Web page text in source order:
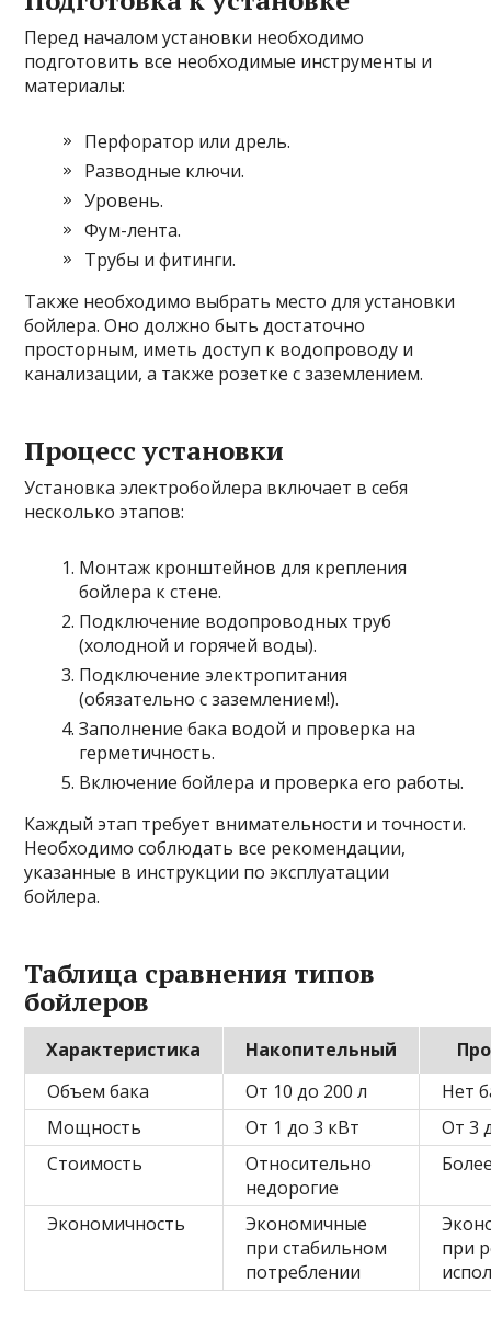
Перед началом установки необходимо
подготовить все необходимые инструменты и
материалы:
Перфоратор или дрель.
Разводные ключи.
Уровень.
Фум-лента.
Трубы и фитинги.
Также необходимо выбрать место для установки
бойлера. Оно должно быть достаточно
просторным, иметь доступ к водопроводу и
канализации, а также розетке с заземлением.
Процесс установки
Установка электробойлера включает в себя
несколько этапов:
Монтаж кронштейнов для крепления
бойлера к стене.
Подключение водопроводных труб
(холодной и горячей воды).
Подключение электропитания
(обязательно с заземлением!).
Заполнение бака водой и проверка на
герметичность.
Включение бойлера и проверка его работы.
Каждый этап требует внимательности и точности.
Необходимо соблюдать все рекомендации,
указанные в инструкции по эксплуатации
бойлера.
Таблица сравнения типов
бойлеров
Характеристика Накопительный
Объем бака
От 10 до 200 л
Нет
Мощность
От 1 до 3 кВт
От 3
Стоимость
Относительно
недорогие
Экономичность
Экономичные
при стабильном
потреблении
при